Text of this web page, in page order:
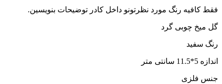
فقط کافیه رنگ مورد نظرتونو داخل کادر توضیحات بنویسین.
گل میخ چوبی گرد
رنگ سفید
اندازه 5*11.5 سانتی متر
جنس فلزی